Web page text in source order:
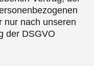
nur nach unseren
der DSGVO